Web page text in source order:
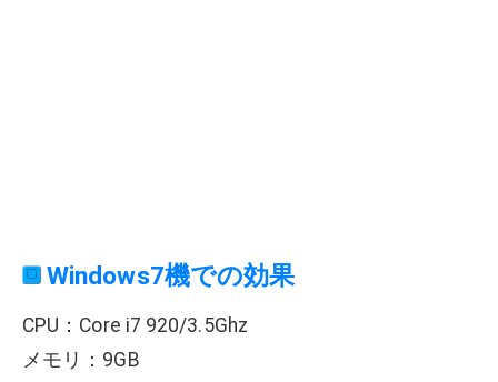
Windows7機での効果
CPU：Core i7 920/3.5Ghz
メモリ：9GB